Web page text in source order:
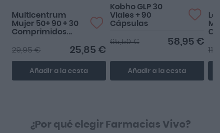
Multicentrum
Mujer 50+ 90 + 30
Comprimidos
25,85 €
29,95 €
Añadir a la cesta
Kobho GLP 30
Viales + 90
Cápsulas
58,95 €
65,50 €
Añadir a la cesta
¿Por qué elegir Farmacias Vivo?